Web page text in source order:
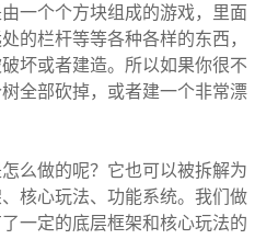
一个个方块组成的游戏，里面
的栏杆等等各种各样的东西，
坏或者建造。所以如果你很不
全部砍掉，或者建一个非常漂
么做的呢？它也可以被拆解为
核心玩法、功能系统。我们做
一定的底层框架和核心玩法的